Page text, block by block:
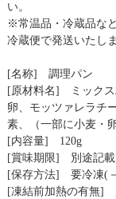
い。
※常温品・冷蔵品な
冷蔵便で発送いたし
[名称] 調理パン
[原材料名] ミックス
卵、モッツァレラチ
素、（一部に小麦・
[内容量] 120g
[賞味期限] 別途記載
[保存方法] 要冷凍(
[凍結前加熱の有無]